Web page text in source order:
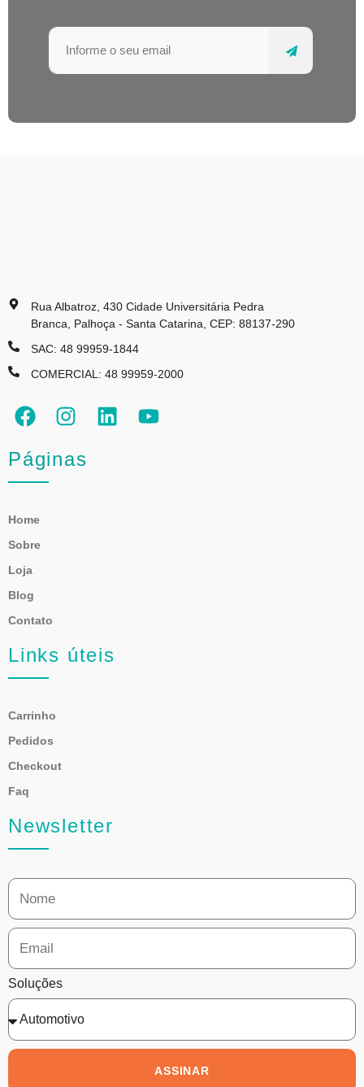
Rua Albatroz, 430 Cidade Universitária Pedra
Branca, Palhoça - Santa Catarina, CEP: 88137-290
SAC: 48 99959-1844
COMERCIAL: 48 99959-2000
Páginas
Home
Sobre
Loja
Blog
Contato
Links úteis
Carrinho
Pedidos
Checkout
Faq
Newsletter
Soluções
ASSINAR